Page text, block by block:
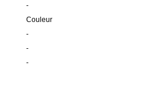
-
Couleur
-
-
-